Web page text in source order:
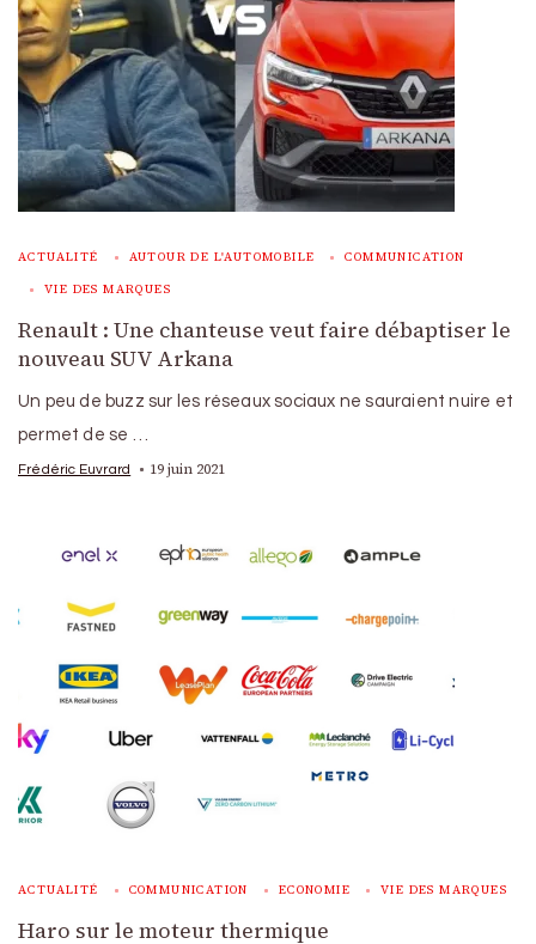
ACTUALITÉ AUTOUR DE L'AUTOMOBILE COMMUNICATION
VIE DES MARQUES
Renault : Une chanteuse veut faire débaptiser le
nouveau SUV Arkana
Un peu de buzz sur les réseaux sociaux ne sauraient nuire et
permet de se …
Frédéric Euvrard 19 juin 2021
ACTUALITÉ COMMUNICATION ECONOMIE VIE DES MARQUES
Haro sur le moteur thermique